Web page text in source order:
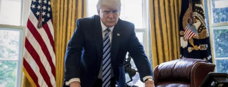
COVID-19
米国内
国際
安全保障